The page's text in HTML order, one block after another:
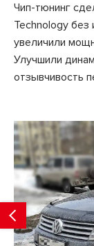
Чип-тюнинг
Technology без
увеличили
Улучшили
отзывчивость